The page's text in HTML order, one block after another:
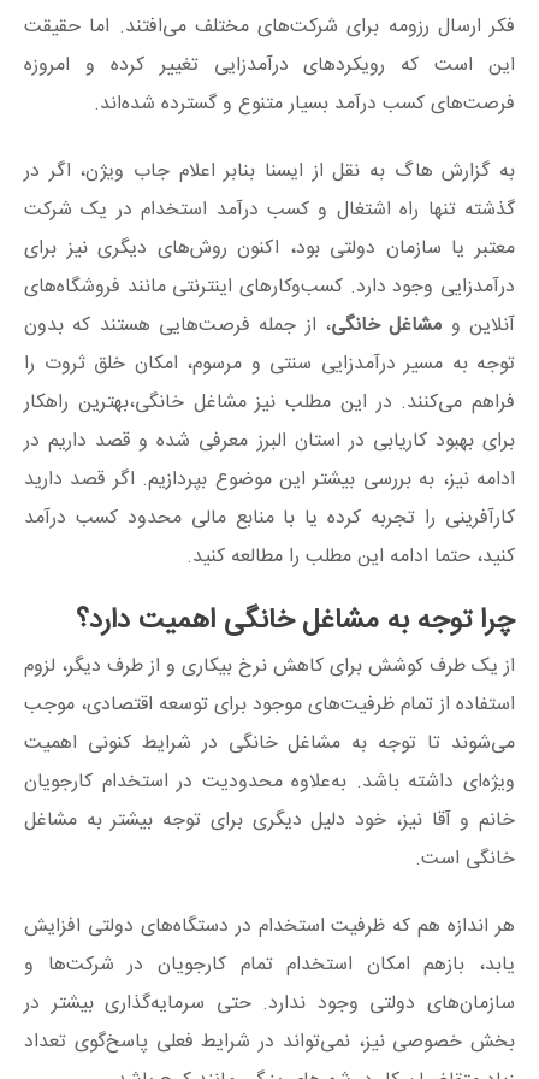
فکر ارسال رزومه برای شرکت‌های مختلف می‌افتند. اما حقیقت
این است که رویکردهای درآمدزایی تغییر کرده و امروزه
فرصت‌های کسب درآمد بسیار متنوع و گسترده شده‌اند.
به گزارش هاگ به نقل از ایسنا بنابر اعلام جاب ویژن، اگر در
گذشته تنها راه اشتغال و کسب درآمد استخدام در یک شرکت
معتبر یا سازمان دولتی بود، اکنون روش‌های دیگری نیز برای
درآمدزایی وجود دارد. کسب‌وکارهای اینترنتی مانند فروشگاه‌های
آنلاین و مشاغل خانگی، از جمله فرصت‌هایی هستند که بدون
توجه به مسیر درآمدزایی سنتی و مرسوم، امکان خلق ثروت را
فراهم می‌کنند. در این مطلب نیز مشاغل خانگی،بهترین راهکار
برای بهبود کاریابی در استان البرز معرفی شده و قصد داریم در
ادامه نیز، به بررسی بیشتر این موضوع بپردازیم. اگر قصد دارید
کارآفرینی را تجربه کرده یا با منابع مالی محدود کسب درآمد
کنید، حتما ادامه این مطلب را مطالعه کنید.
چرا توجه به مشاغل خانگی اهمیت دارد؟
از یک طرف کوشش برای کاهش نرخ بیکاری و از طرف دیگر، لزوم
استفاده از تمام ظرفیت‌های موجود برای توسعه اقتصادی، موجب
می‌شوند تا توجه به مشاغل خانگی در شرایط کنونی اهمیت
ویژه‌ای داشته باشد. به‌علاوه محدودیت در استخدام کارجویان
خانم و آقا نیز، خود دلیل دیگری برای توجه بیشتر به مشاغل
خانگی است.
هر اندازه هم که ظرفیت استخدام در دستگاه‌های دولتی افزایش
یابد، بازهم امکان استخدام تمام کارجویان در شرکت‌ها و
سازمان‌های دولتی وجود ندارد. حتی سرمایه‌گذاری بیشتر در
بخش خصوصی نیز، نمی‌تواند در شرایط فعلی پاسخ‌گوی تعداد